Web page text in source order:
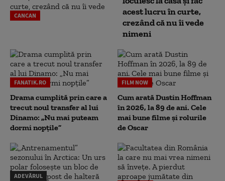
CANCAN
acest lucru în curte,
crezând că nu îi vede
nimeni
FANATIK.RO
Drama cumplită prin care a
trecut noul transfer al lui
Dinamo: „Nu mai puteam
dormi nopțile”
FILM NOW
Cum arată Dustin Hoffman
în 2026, la 89 de ani. Cele
mai bune filme și rolurile
de Oscar
ADEVĂRUL